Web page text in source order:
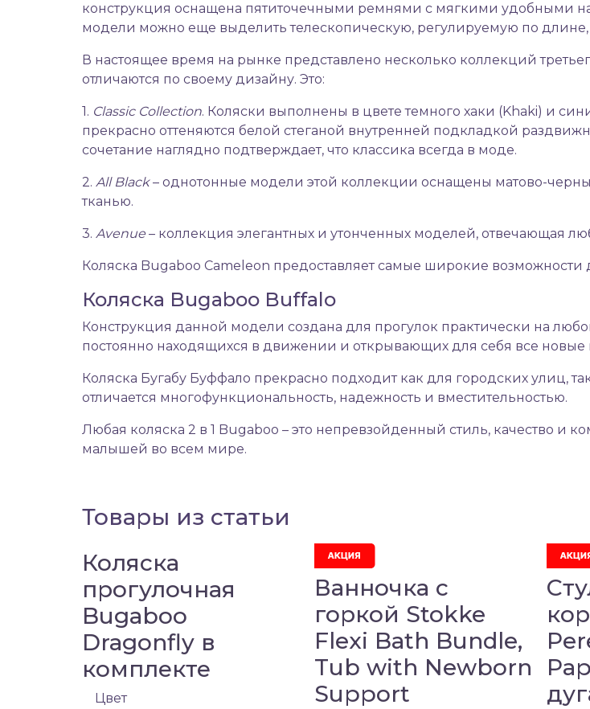
конструкция оснащена пятиточечными ремнями с мягкими удобными
модели можно еще выделить телескопическую, регулируемую по
В настоящее время на рынке представлено несколько коллекций
отличаются по своему дизайну. Это:
1. Classic Collection. Коляски выполнены в цвете темного хаки (Khaki) и
прекрасно оттеняются белой стеганой внутренней подкладкой
сочетание наглядно подтверждает, что классика всегда в моде.
2. All Black– однотонные модели этой коллекции оснащены матово-
тканью.
3. Avenue – коллекция элегантных и утонченных моделей, отвечающая
Коляска Bugaboo Cameleon предоставляет самые широкие
Коляска Bugaboo Buffalo
Конструкция данной модели создана для прогулок практически на
постоянно находящихся в движении и открывающих для себя все новые
Коляска Бугабу Буффало прекрасно подходит как для городских улиц,
отличается многофункциональность, надежность и вместительностью.
Любая коляска 2 в 1 Bugaboo – это непревзойденный стиль, качество и
малышей во всем мире.
Товары из статьи
Коляска
прогулочная
Bugaboo
Dragonfly в
комплекте
Цвет
Ванночка с
горкой Stokke
Flexi Bath Bundle,
Tub with Newborn
Support